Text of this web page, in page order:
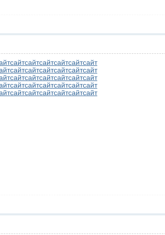
сайтсайтсайтсайтсайтсайт
сайтсайтсайтсайтсайтсайт
сайтсайтсайтсайтсайтсайт
сайтсайтсайтсайтсайтсайт
сайтсайтсайтсайтсайтсайт